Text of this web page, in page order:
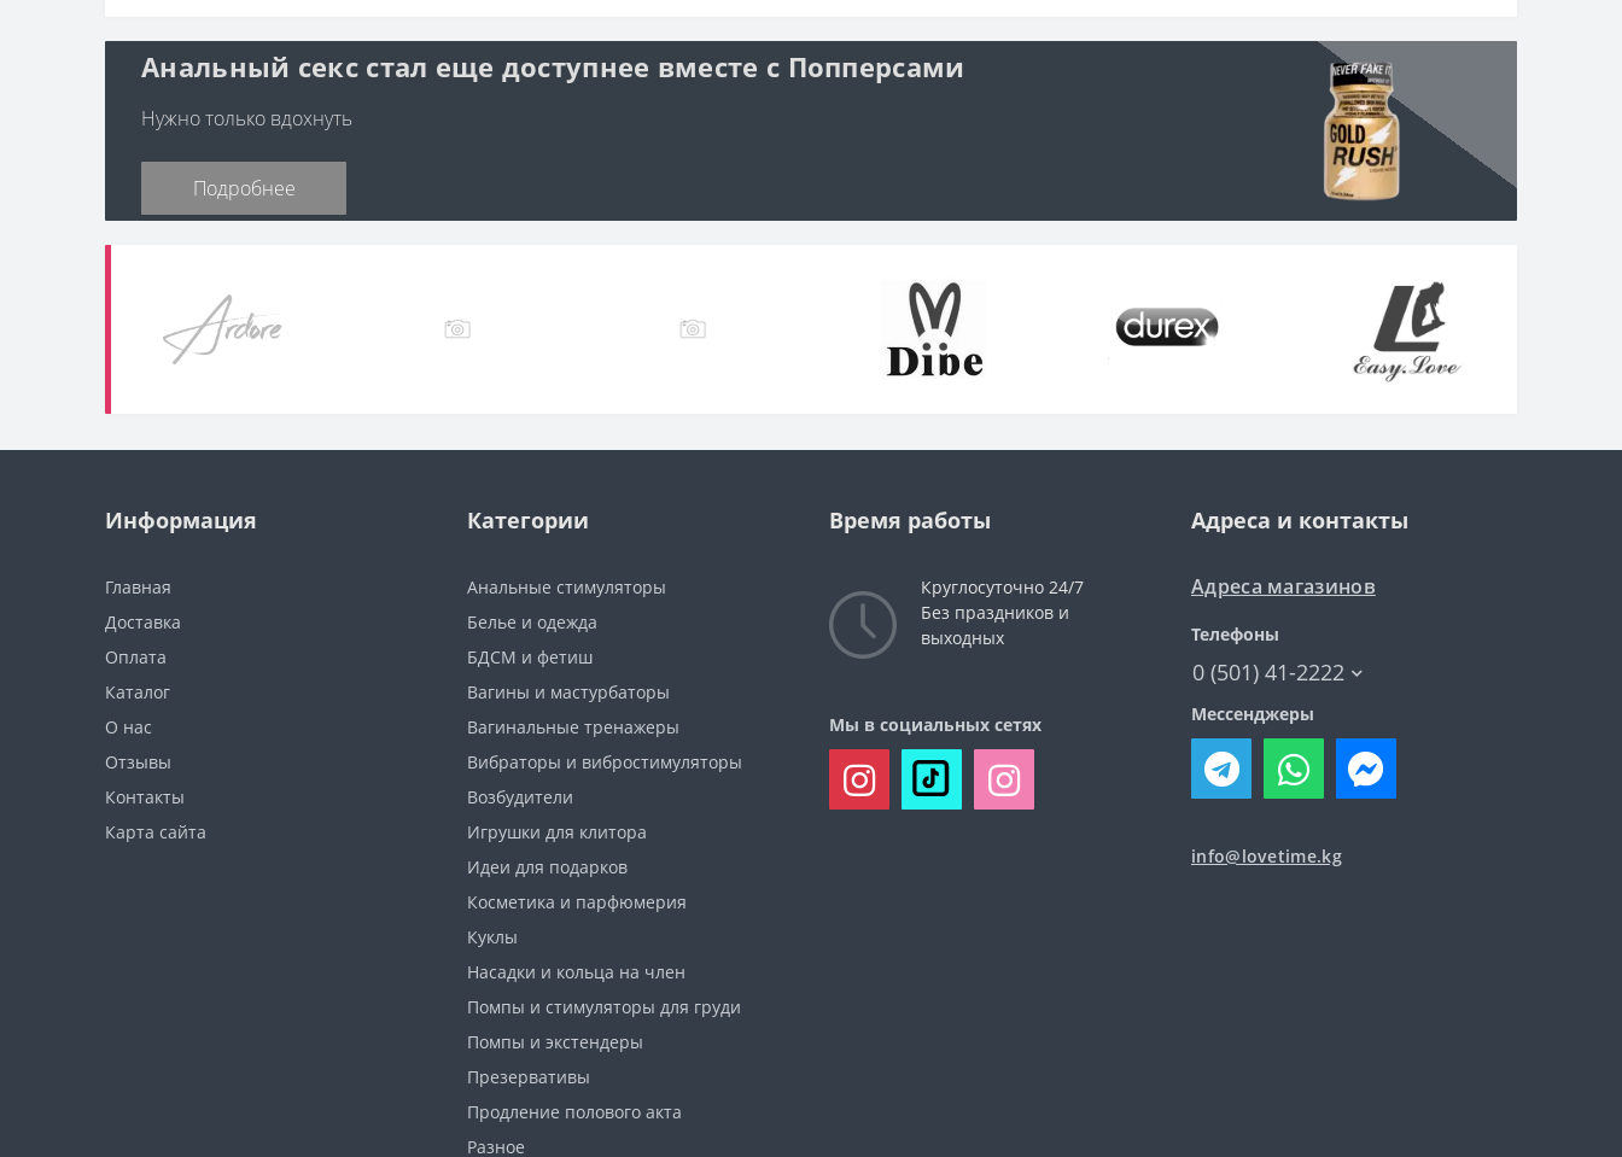
Анальный секс стал еще доступнее вместе с Попперсами
Нужно только вдохнуть
Подробнее
Информация
Главная
Доставка
Оплата
Каталог
О нас
Отзывы
Контакты
Карта сайта
Категории
Анальные стимуляторы
Белье и одежда
БДСМ и фетиш
Вагины и мастурбаторы
Вагинальные тренажеры
Вибраторы и вибростимуляторы
Возбудители
Игрушки для клитора
Идеи для подарков
Косметика и парфюмерия
Куклы
Насадки и кольца на член
Помпы и стимуляторы для груди
Помпы и экстендеры
Презервативы
Продление полового акта
Разное
Время работы
Круглосуточно 24/7
Без праздников и
выходных
Мы в социальных сетях
Адреса и контакты
Адреса магазинов
Телефоны
0 (501) 41-2222
Мессенджеры
info@lovetime.kg